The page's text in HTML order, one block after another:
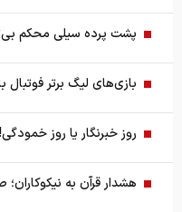
پشت پرده سیلی محکم
بازی‌های لیگ برتر فوتبال
روز خبرنگار یا روز خمودگی!
هشدار قرآن به